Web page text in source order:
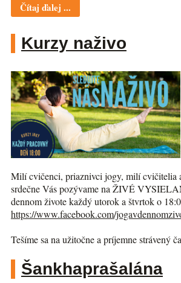
Čítaj ďalej ...
Kurzy naživo
Milí cvičenci, priaznivci jogy, milí cvičitelia
srdečne Vás pozývame na ŽIVÉ
dennom živote každý utorok a štvrtok o
https://www.facebook.com/jogav
Tešíme sa na užitočne a príjemne strávený
Šankhaprašalána